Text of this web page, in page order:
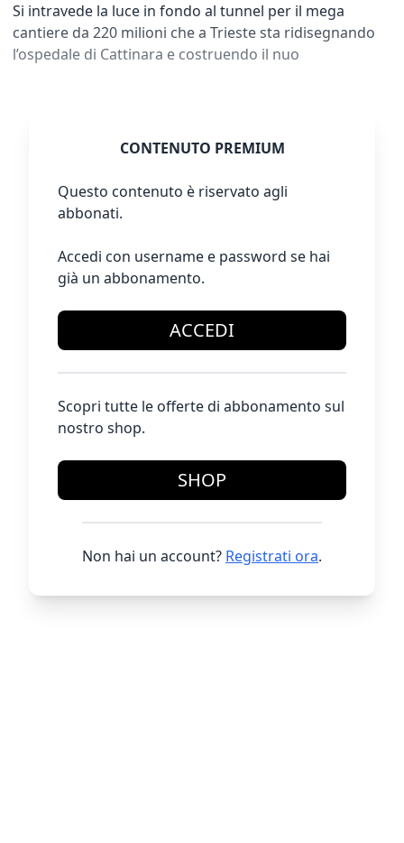
Si intravede la luce in fondo al tunnel per il mega
cantiere da 220 milioni che a Trieste sta ridisegnando
l’ospedale di Cattinara e costruendo il nuo
CONTENUTO PREMIUM
Questo contenuto è riservato agli
abbonati.
Accedi con username e password se hai
già un abbonamento.
ACCEDI
Scopri tutte le offerte di abbonamento sul
nostro shop.
SHOP
Non hai un account? Registrati ora.